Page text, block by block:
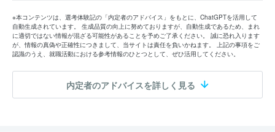
※本コンテンツは、選考体験記の「内定者のアドバイス」をもとに、ChatGPTを活用して
自動生成されています。 生成品質の向上に努めておりますが、自動生成であるため、まれ
に適切ではない情報が混ざる可能性があることを予めご了承ください。 誠に恐れ入ります
が、情報の真偽や正確性につきまして、当サイトは責任を負いかねます。 上記の事項をご
認識のうえ、就職活動における参考情報のひとつとして、ぜひ活用してください。
内定者のアドバイスを詳しく見る